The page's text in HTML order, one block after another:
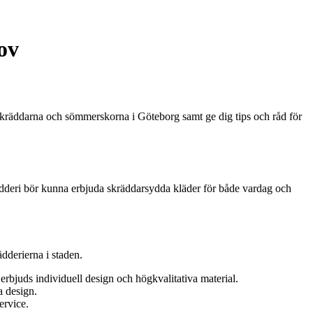
och sömmerskorna i Göteborg samt ge dig tips och råd för
bör kunna erbjuda skräddarsydda kläder för både vardag och
i staden.
individuell design och högkvalitativa material.
design.